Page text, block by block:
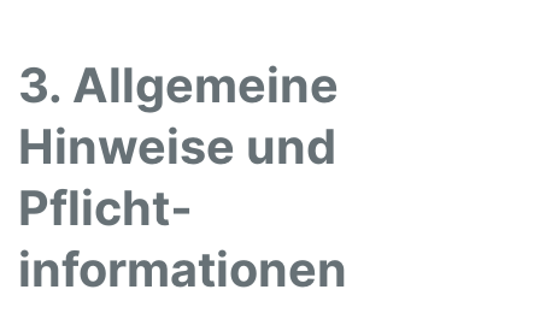
3. Allgemeine
Hinweise und
Pflicht­
informationen